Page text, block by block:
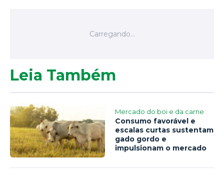
Leia Também
Mercado do boi e da carne
Consumo favorável e
escalas curtas sustentam
gado gordo e
impulsionam o mercado